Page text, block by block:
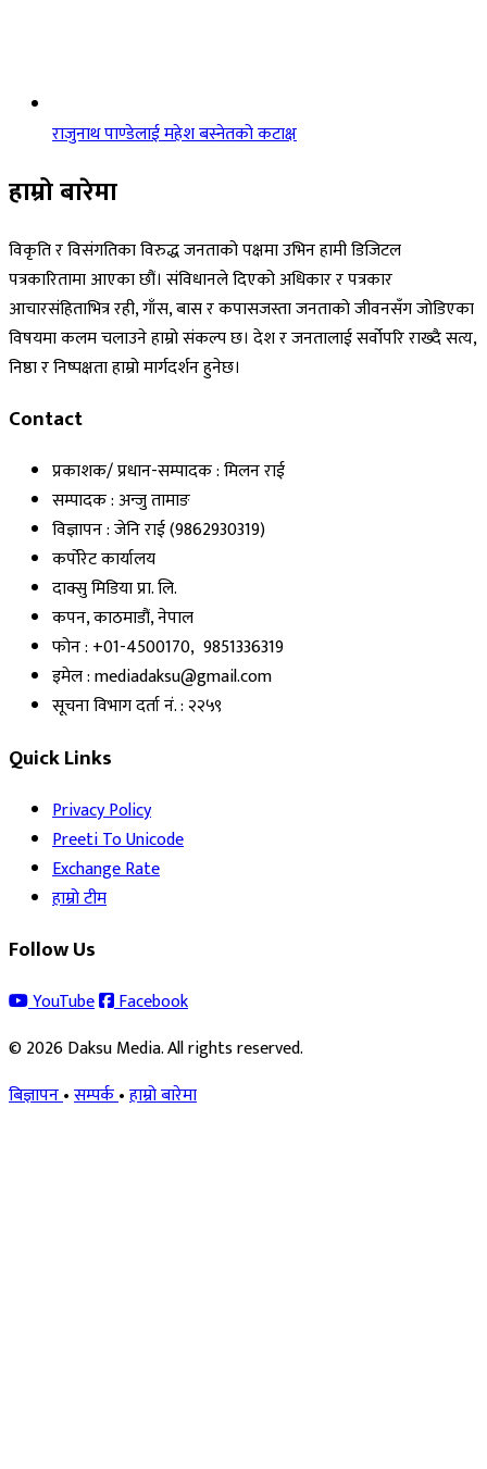
राजुनाथ पाण्डेलाई महेश बस्नेतको कटाक्ष
हाम्रो बारेमा
विकृति र विसंगतिका विरुद्ध जनताको पक्षमा उभिन हामी डिजिटल
पत्रकारितामा आएका छौं। संविधानले दिएको अधिकार र पत्रकार
आचारसंहिताभित्र रही, गाँस, बास र कपासजस्ता जनताको जीवनसँग जोडिएका
विषयमा कलम चलाउने हाम्रो संकल्प छ। देश र जनतालाई सर्वोपरि राख्दै सत्य,
निष्ठा र निष्पक्षता हाम्रो मार्गदर्शन हुनेछ।
Contact
प्रकाशक/ प्रधान-सम्पादक : मिलन राई
सम्पादक : अन्जु तामाङ
विज्ञापन : जेनि राई (9862930319)
कर्पोरेट कार्यालय
दाक्सु मिडिया प्रा. लि.
कपन, काठमाडौं, नेपाल
फोन : +01-4500170, 9851336319
इमेल : mediadaksu@gmail.com
सूचना विभाग दर्ता नं. : २२५९
Quick Links
Privacy Policy
Preeti To Unicode
Exchange Rate
हाम्रो टीम
Follow Us
YouTube
Facebook
© 2026 Daksu Media. All rights reserved.
बिज्ञापन•सम्पर्क•हाम्रो बारेमा